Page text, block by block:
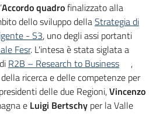
Accordo quadrofinalizzato alla
dello sviluppo dellaStrategia di
- S3, uno degli assi portanti
Fesr. L'intesa è stata siglata a
R2B – Research to Business
,
ricerca e delle competenze per
delle due Regioni,Vincenzo
e Luigi Bertschy per la Valle